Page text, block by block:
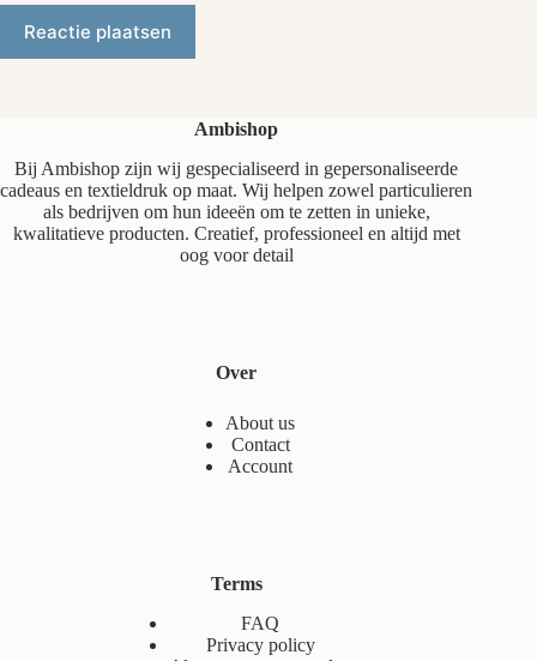
Reactie plaatsen
Ambishop
Bij Ambishop zijn wij gespecialiseerd in gepersonaliseerde
cadeaus en textieldruk op maat. Wij helpen zowel particulieren
als bedrijven om hun ideeën om te zetten in unieke,
kwalitatieve producten. Creatief, professioneel en altijd met
oog voor detail
Over
About us
Contact
Account
Terms
FAQ
Privacy policy